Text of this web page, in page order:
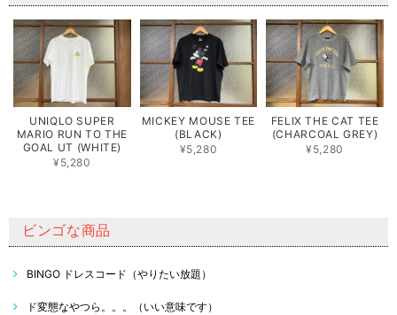
UNIQLO SUPER
MARIO RUN TO THE
GOAL UT (WHITE)
¥5,280
MICKEY MOUSE TEE
(BLACK)
¥5,280
FELIX THE CAT TEE
(CHARCOAL GREY)
¥5,280
ビンゴな商品
BINGO ドレスコード（やりたい放題）
ド変態なやつら。。。（いい意味です）